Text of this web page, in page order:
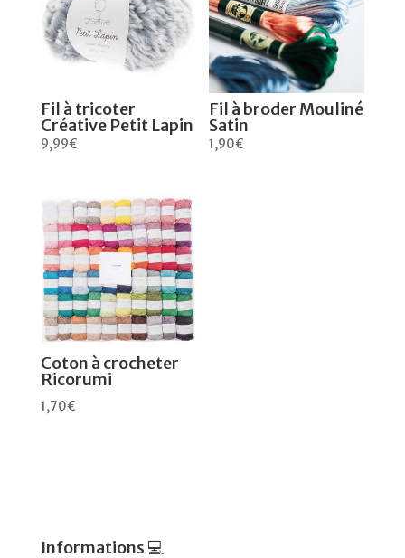
Fil à tricoter
Créative Petit Lapin
9,99€
Fil à broder Mouliné
Satin
1,90€
Coton à crocheter
Ricorumi
1,70€
Informations 💻